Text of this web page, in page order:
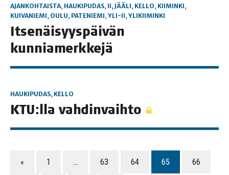
AJANKOHTAISTA, HAUKIPUDAS, II, JÄÄLI, KELLO, KIIMINKI,
KUIVANIEMI, OULU, PATENIEMI, YLI-II, YLIKIIMINKI
Itse­näi­syys­päi­vän
kunniamerkkejä
HAUKIPUDAS, KELLO
KTU:lla vah­din­vaih­to
« 1 … 63 64 65 66